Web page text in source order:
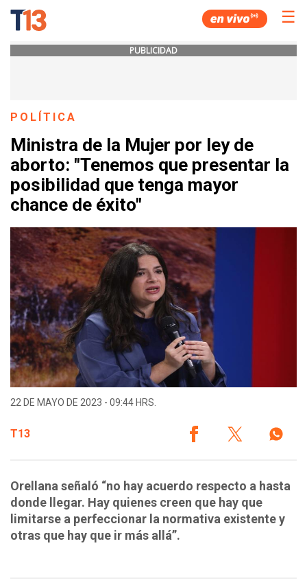
☰
PUBLICIDAD
POLÍTICA
Ministra de la Mujer por ley de
aborto: "Tenemos que presentar la
posibilidad que tenga mayor
chance de éxito"
22 DE MAYO DE 2023 - 09:44 HRS.
T13
Orellana señaló “no hay acuerdo respecto a hasta
donde llegar. Hay quienes creen que hay que
limitarse a perfeccionar la normativa existente y
otras que hay que ir más allá”.